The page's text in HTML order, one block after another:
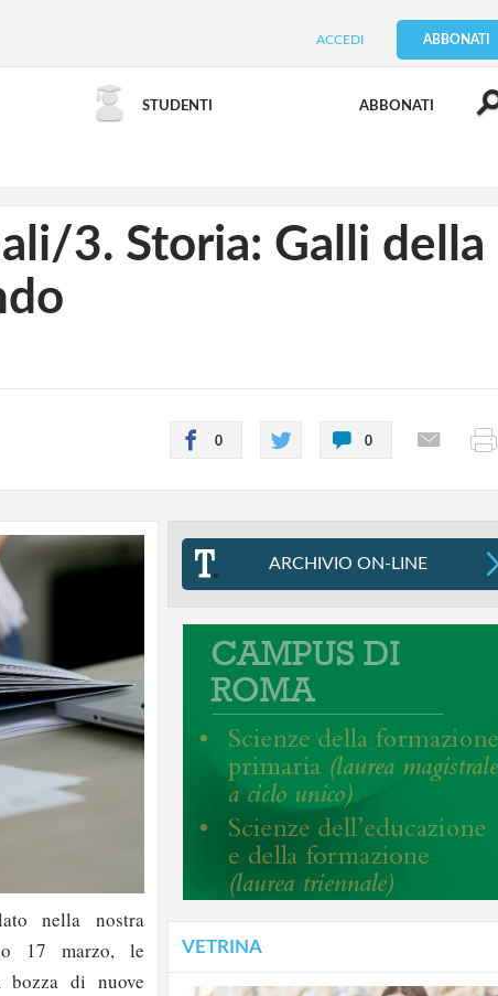
ACCEDI ABBONATI
STUDENTI ABBONATI
3. Storia: Galli della
0 0
nella nostra
17 marzo, le
di nuove
ARCHIVIO ON-LINE
VETRINA